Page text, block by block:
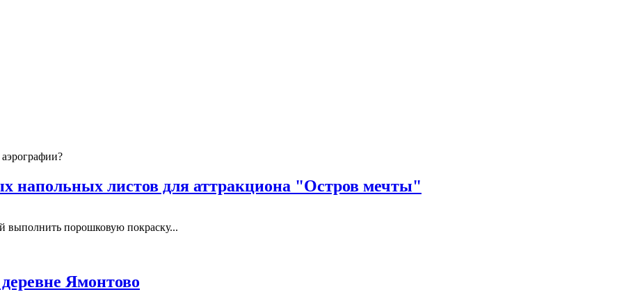
напольных листов для аттракциона "Остров мечты"
порошковую покраску...
Ямонтово